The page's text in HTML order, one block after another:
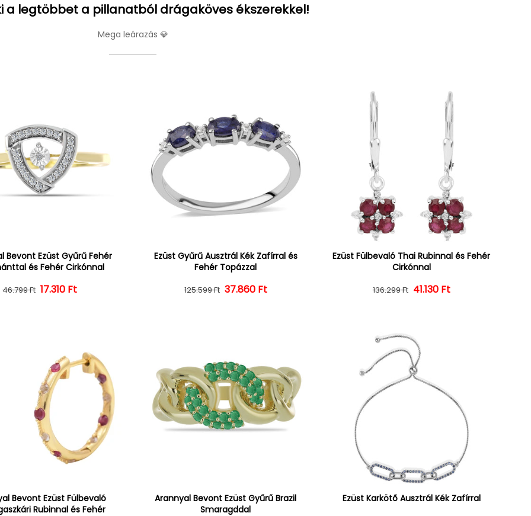
a legtöbbet a pillanatból drágaköves ékszerekkel!
Mega leárazás 💎
Bevont Ezüst Gyűrű Fehér
és Fehér Cirkónnal
Normál ár
46.799 Ft Kedvezményes ár
17.310 Ft
Ezüst Gyűrű Ausztrál Kék Zafírral és
Fehér Topázzal
Normál ár
125.599 Ft Kedvezményes ár
37.860 Ft
Ezüst Fülbevaló Thai Rubinnal és Fehér
Cirkónnal
Normál ár
136.299 Ft Kedvezményes ár
41.130 Ft
Bevont Ezüst Fülbevaló
Rubinnal és Fehér
Arannyal Bevont Ezüst Gyűrű Brazil
Smaragddal
Ezüst Karkötő Ausztrál Kék Zafírral